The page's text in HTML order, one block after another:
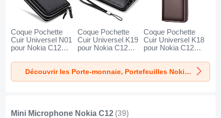
Coque Pochette
Cuir Universel N01
pour Nokia C12
Coque Pochette
Cuir Universel K19
pour Nokia C12
Coque Pochette
Cuir Universel K18
pour Nokia C12
Découvrir les Porte-monnaie, Portefeuilles Nokia C12
Mini Microphone Nokia C12 (39)